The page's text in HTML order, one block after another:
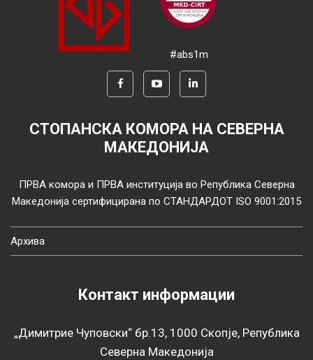
#abs1m
СТОПАНСКА КОМОРА НА СЕВЕРНА
МАКЕДОНИЈА
ПРВА комора и ПРВА институција во Република Северна
Македонија сертифицирана по СТАНДАРДОТ ISO 9001:2015
Архива
Контакт информации
„Димитрие Чуповски“ бр.13, 1000 Скопје, Република
Северна Македонија